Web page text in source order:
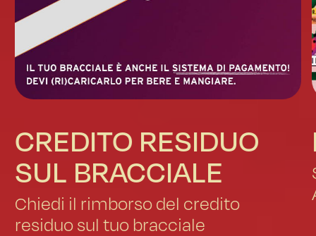
CREDITO RESIDUO
SUL BRACCIALE
Chiedi il rimborso del credito
residuo sul tuo bracciale